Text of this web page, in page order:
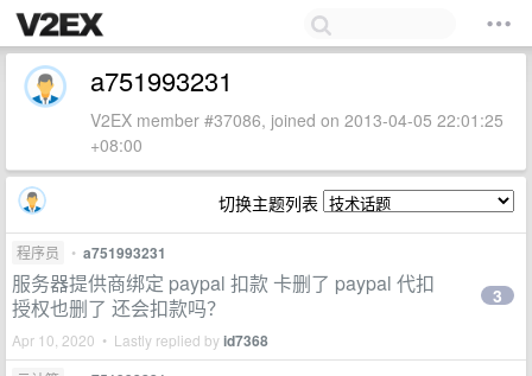
a751993231
V2EX member #37086, joined on 2013-04-05 22:01:25
+08:00
切换主题列表
程序员 • a751993231
服务器提供商绑定 paypal 扣款 卡删了 paypal 代扣
授权也删了 还会扣款吗？
Apr 10, 2020 • Lastly replied byid7368
3